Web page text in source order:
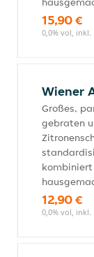
15,90 €
0,0% vol, inkl.
Wiener
Großes,
gebraten
12,90 €
0,0% vol, inkl.